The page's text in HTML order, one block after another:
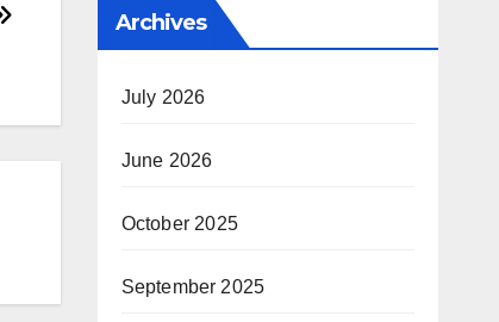
Archives
July 2026
June 2026
October 2025
September 2025